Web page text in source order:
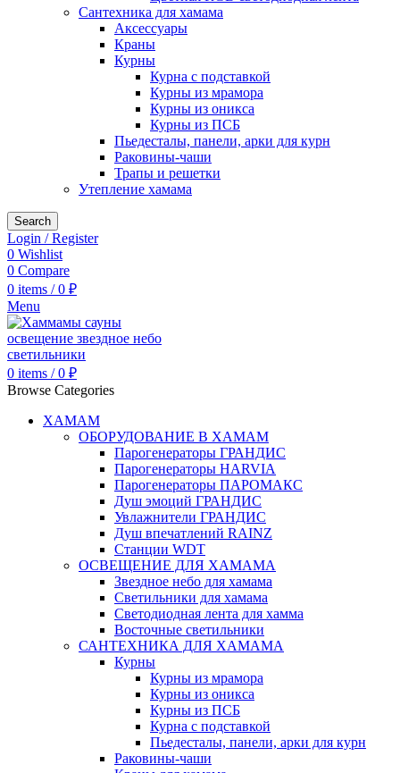
Сантехника для хамама
Аксессуары
Краны
Курны
Курна с подставкой
Курны из мрамора
Курны из оникса
Курны из ПСБ
Пьедесталы, панели, арки для курн
Раковины-чаши
Трапы и решетки
Утепление хамама
Search
Login / Register
0 Wishlist
0 Compare
0 items / 0 ₽
Menu
0 items / 0 ₽
Browse Categories
ХАМАМ
ОБОРУДОВАНИЕ В ХАМАМ
Парогенераторы ГРАНДИС
Парогенераторы HARVIA
Парогенераторы ПАРОМАКС
Душ эмоций ГРАНДИС
Увлажнители ГРАНДИС
Душ впечатлений RAINZ
Станции WDT
ОСВЕЩЕНИЕ ДЛЯ ХАМАМА
Звездное небо для хамама
Светильники для хамама
Светодиодная лента для хамма
Восточные светильники
САНТЕХНИКА ДЛЯ ХАМАМА
Курны
Курны из мрамора
Курны из оникса
Курны из ПСБ
Курна с подставкой
Пьедесталы, панели, арки для курн
Раковины-чаши